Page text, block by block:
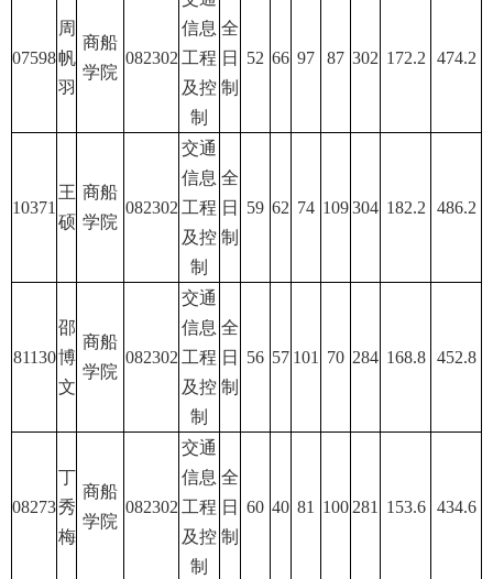
07598
周
帆
羽
商船
学院
082302
信息
工程
及控
制
全
日
制
52 66 97 87 302 172.2 474.2
10371
王
硕
商船
学院
082302
交通
信息
工程
及控
制
全
日
制
59 62 74 109304 182.2 486.2
81130
邵
博
文
商船
学院
082302
交通
信息
工程
及控
制
全
日
制
56 57 101 70 284 168.8 452.8
08273
丁
秀
梅
商船
学院
082302
交通
信息
工程
及控
制
全
日
制
60 40 81 100 281 153.6 434.6